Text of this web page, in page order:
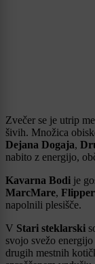
Zvečer se je utrip
šivih. Množica
Dejana Dogaja,
nabito z energijo,
Kavarna Bodi je
MarcMare, Flipper
napolnili plesišče.
V Stari steklarski
svojo svežo
drugih mestnih